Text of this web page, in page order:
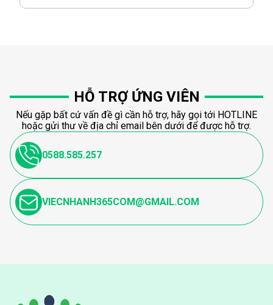
HỖ TRỢ ỨNG VIÊN
Nếu gặp bất cứ vấn đề gì cần hỗ trợ, hãy gọi tới HOTLINE
hoặc gửi thư về địa chỉ email bên dưới để được hỗ trợ.
0588.585.257
VIECNHANH365COM@GMAIL.COM